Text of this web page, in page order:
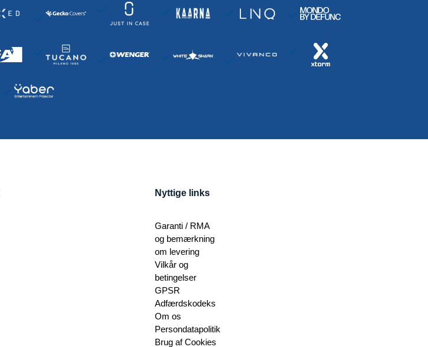
Nyttige links
Garanti / RMA
og bemærkning
om levering
Vilkår og
betingelser
GPSR
Adfærdskodeks
Om os
Persondatapolitik
Brug af Cookies